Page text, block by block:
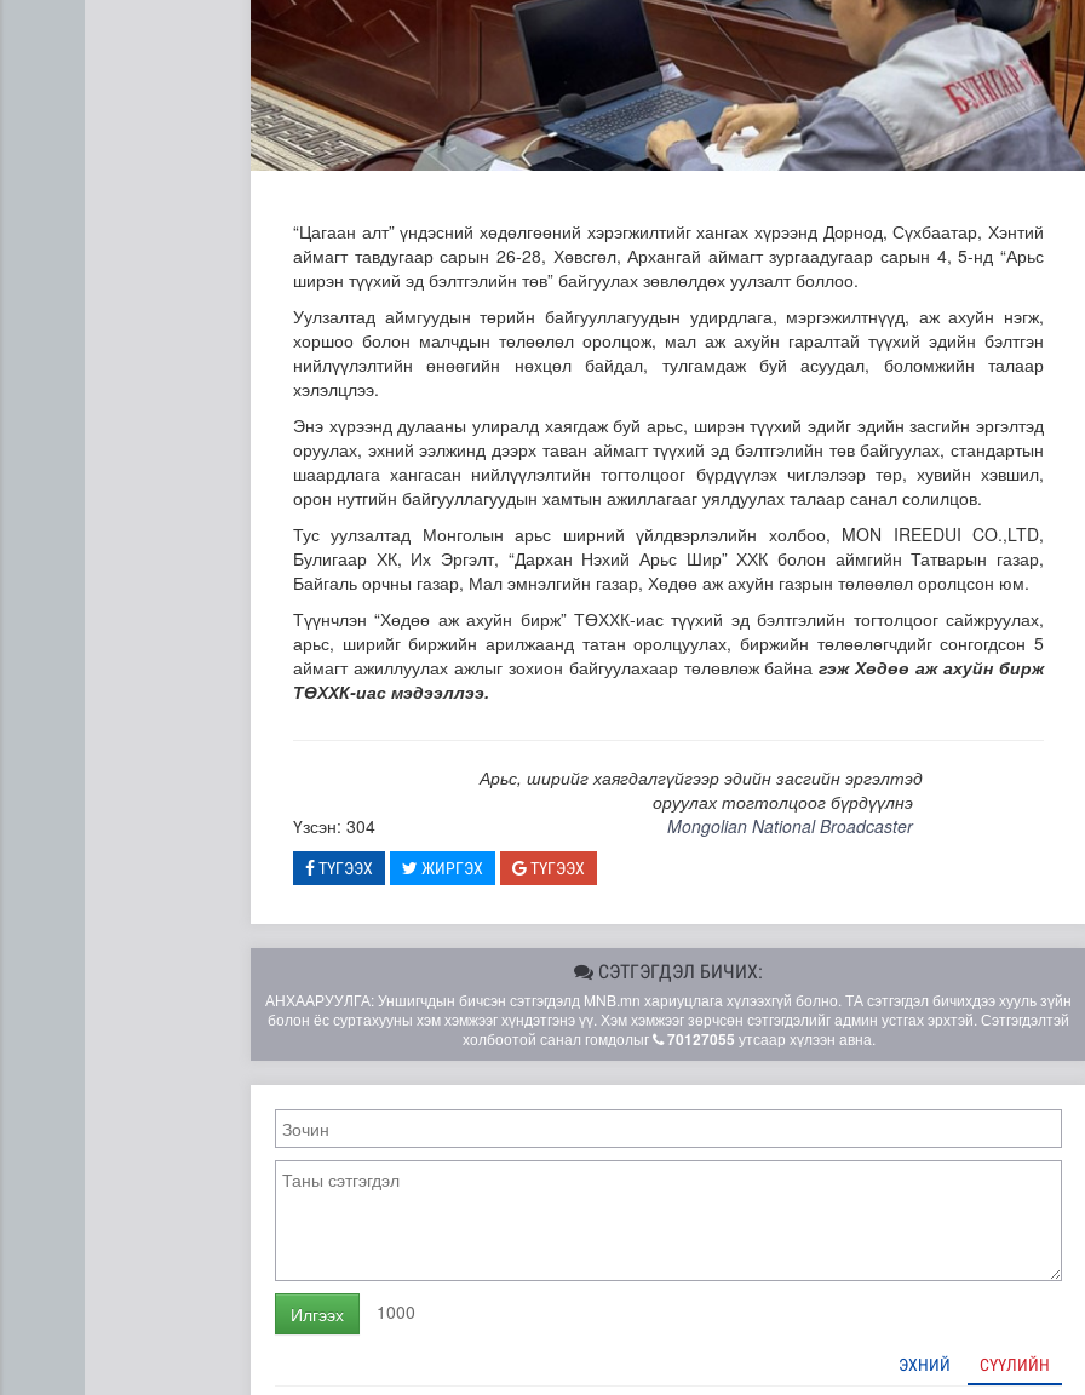
Татварын өртэй шатахуун импортлогч аан-үүдийн дансыг битүүмжлэхгүй
“Цагаан алт” үндэсний хөдөлгөөний хэрэгжилтийг хангах хүрээнд Дорнод, Сүхбаатар, Хэнтий
аймагт тавдугаар сарын 26-28, Хөвсгөл, Архангай аймагт зургаадугаар сарын 4, 5-нд “Арьс
ширэн түүхий эд бэлтгэлийн төв” байгуулах зөвлөлдөх уулзалт боллоо.
Уулзалтад аймгуудын төрийн байгууллагуудын удирдлага, мэргэжилтнүүд, аж ахуйн нэгж,
хоршоо болон малчдын төлөөлөл оролцож, мал аж ахуйн гаралтай түүхий эдийн бэлтгэн
нийлүүлэлтийн өнөөгийн нөхцөл байдал, тулгамдаж буй асуудал, боломжийн талаар
хэлэлцлээ.
Энэ хүрээнд дулааны улиралд хаягдаж буй арьс, ширэн түүхий эдийг эдийн засгийн эргэлтэд
оруулах, эхний ээлжинд дээрх таван аймагт түүхий эд бэлтгэлийн төв байгуулах, стандартын
шаардлага хангасан нийлүүлэлтийн тогтолцоог бүрдүүлэх чиглэлээр төр, хувийн хэвшил,
орон нутгийн байгууллагуудын хамтын ажиллагааг уялдуулах талаар санал солилцов.
Тус уулзалтад Монголын арьс ширний үйлдвэрлэлийн холбоо, MON IREEDUI CO.,LTD,
Булигаар ХК, Их Эргэлт, “Дархан Нэхий Арьс Шир” ХХК болон аймгийн Татварын газар,
Байгаль орчны газар, Мал эмнэлгийн газар, Хөдөө аж ахуйн газрын төлөөлөл оролцсон юм.
Түүнчлэн “Хөдөө аж ахуйн бирж” ТӨХХК-иас түүхий эд бэлтгэлийн тогтолцоог сайжруулах,
арьс, ширийг биржийн арилжаанд татан оролцуулах, биржийн төлөөлөгчдийг сонгогдсон 5
аймагт ажиллуулах ажлыг зохион байгуулахаар төлөвлөж байна гэж Хөдөө аж ахуйн бирж
ТӨХХК-иас мэдээллээ.
Арьс, ширийг хаягдалгүйгээр эдийн засгийн эргэлтэд
оруулах тогтолцоог бүрдүүлнэ
Үзсэн: 304
Mongolian National Broadcaster
ТҮГЭЭХ ЖИРГЭХ ТҮГЭЭХ
СЭТГЭГДЭЛ БИЧИХ:
АНХААРУУЛГА: Уншигчдын бичсэн сэтгэгдэлд MNB.mn хариуцлага хүлээхгүй болно. ТА сэтгэгдэл бичихдээ хууль зүйн
болон ёс суртахууны хэм хэмжээг хүндэтгэнэ үү. Хэм хэмжээг зөрчсөн сэтгэгдэлийг админ устгах эрхтэй. Сэтгэгдэлтэй
холбоотой санал гомдолыг
70127055 утсаар хүлээн авна.
Илгээх 1000
ЭХНИЙ СҮҮЛИЙН